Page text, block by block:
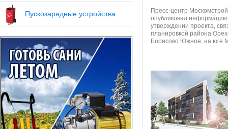
Пускозарядные устройства
Пресс-центр
опубликовал
утверждении проекта,
планировкой района
Борисово Южное, на юге